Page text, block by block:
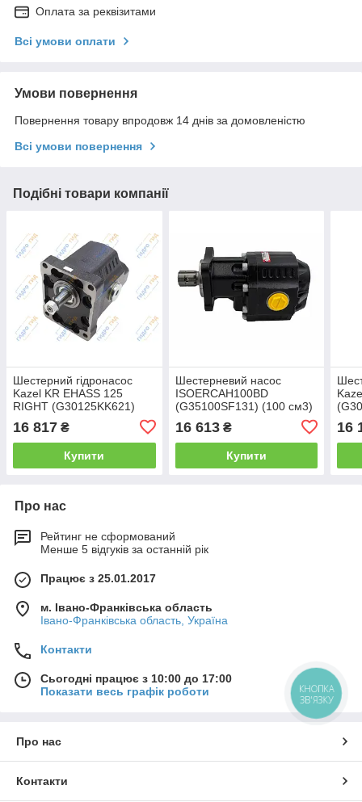
Оплата за реквізитами
Всі умови оплати
Умови повернення
Повернення товару впродовж 14 днів за домовленістю
Всі умови повернення
Подібні товари компанії
Шестерний гідронасос
Kazel KR EHASS 125
RIGHT (G30125KK621)
16 817 ₴
Купити
Шестерневий насос
ISOERCAH100BD
(G35100SF131) (100 см3)
16 613₴
Купити
16
Про нас
Рейтинг не сформований
Менше 5 відгуків за останній рік
Працює з 25.01.2017
м. Івано-Франківська область
Івано-Франківська область, Україна
Контакти
Сьогодні працює з 10:00 до 17:00
Показати весь графік роботи
Про нас
Контакти
КНОПКА
ЗВ'ЯЗКУ